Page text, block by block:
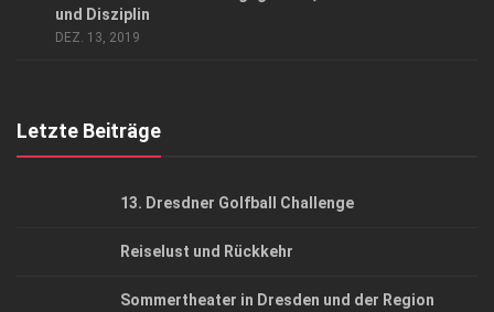
und Disziplin
DEZ. 13, 2019
Letzte Beiträge
13. Dresdner Golfball Challenge
Reiselust und Rückkehr
Sommertheater in Dresden und der Region